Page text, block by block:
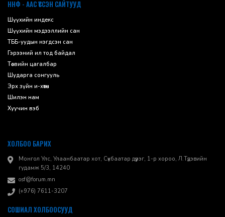
ННФ - ААС ҮҮССЭН САЙТУУД
Шүүхийн индекс
Шүүхийн мэдээллийн сан
ТББ-уудын нэгдсэн сан
Гэрээний ил тод байдал
Төсвийн цагалбар
Шударга сонгууль
Эрх зүйн и-хөтөч
Шилэн нам
Хуучин вэб
ХОЛБОО БАРИХ
Монгол Улс, Улаанбаатар хот, Сүхбаатар дүүрэг, 1-р хороо, ​Л.Түдэвийн
гудамж 5/3, 14240
osf@forum.mn
(+976) 7611-3207
СОШИАЛ ХОЛБООСУУД